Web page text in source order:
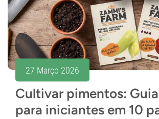
27 Março 2026
Cultivar pimentos:
para iniciantes em 10